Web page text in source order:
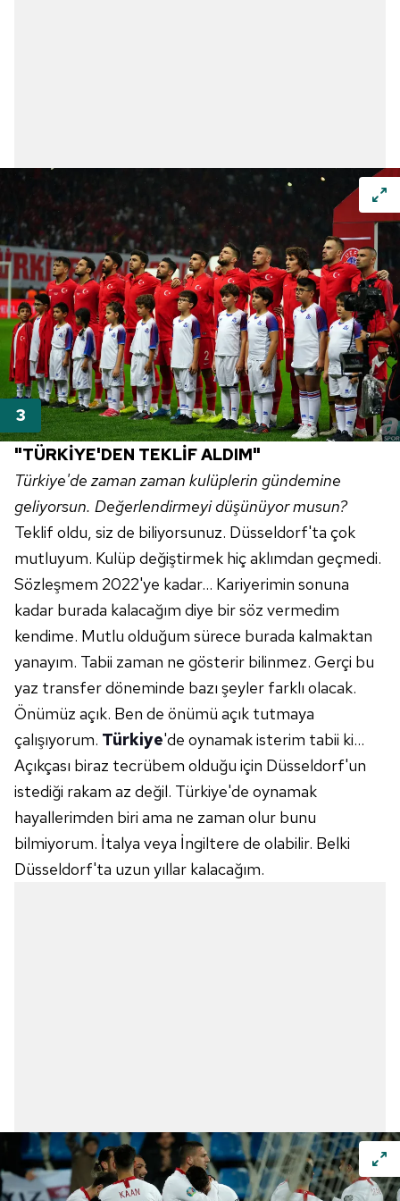
"TÜRKİYE'DEN TEKLİF ALDIM"
Türkiye'de zaman zaman kulüplerin gündemine
geliyorsun. Değerlendirmeyi düşünüyor musun?
Teklif oldu, siz de biliyorsunuz. Düsseldorf'ta çok
mutluyum. Kulüp değiştirmek hiç aklımdan geçmedi.
Sözleşmem 2022'ye kadar... Kariyerimin sonuna
kadar burada kalacağım diye bir söz vermedim
kendime. Mutlu olduğum sürece burada kalmaktan
yanayım. Tabii zaman ne gösterir bilinmez. Gerçi bu
yaz transfer döneminde bazı şeyler farklı olacak.
Önümüz açık. Ben de önümü açık tutmaya
çalışıyorum. Türkiye'de oynamak isterim tabii ki...
Açıkçası biraz tecrübem olduğu için Düsseldorf'un
istediği rakam az değil. Türkiye'de oynamak
hayallerimden biri ama ne zaman olur bunu
bilmiyorum. İtalya veya İngiltere de olabilir. Belki
Düsseldorf'ta uzun yıllar kalacağım.